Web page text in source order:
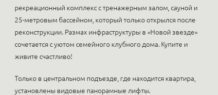
рекреационный комплекс c тренажерным залом, сауной и
25-метровым бассейном, который только открылся после
реконструкции. Размах инфраструктуры в «Новой звезде»
сочетается с уютом семейного клубного дома. Купите и
живите счастливо!
Только в центральном подъезде, где находится квартира,
установлены видовые панорамные лифты.